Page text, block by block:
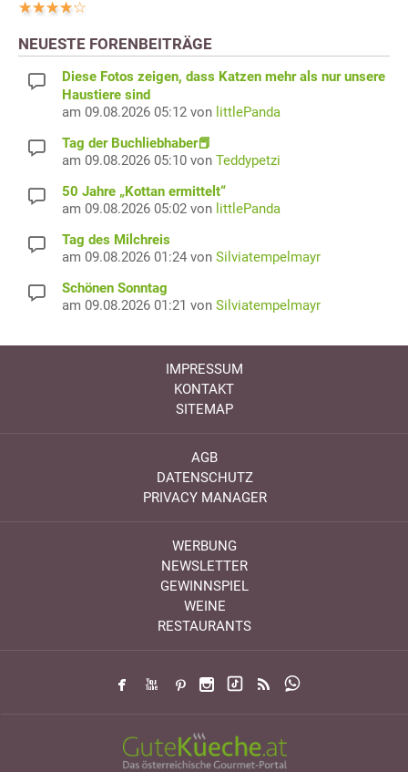
NEUESTE FORENBEITRÄGE
Diese Fotos zeigen, dass Katzen mehr als nur unsere
Haustiere sind
am 09.08.2026 05:12 von littlePanda
Tag der Buchliebhaber📕
am 09.08.2026 05:10 von Teddypetzi
50 Jahre „Kottan ermittelt“
am 09.08.2026 05:02 von littlePanda
Tag des Milchreis
am 09.08.2026 01:24 von Silviatempelmayr
Schönen Sonntag
am 09.08.2026 01:21 von Silviatempelmayr
IMPRESSUM
KONTAKT
SITEMAP
AGB
DATENSCHUTZ
PRIVACY MANAGER
WERBUNG
NEWSLETTER
GEWINNSPIEL
WEINE
RESTAURANTS